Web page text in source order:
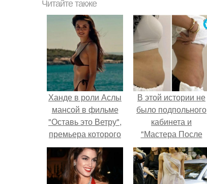
Читайте также
Ханде в роли Аслы
мансой в фильме
"Оставь это Ветру",
премьера которого
14 февраля 2025
года.
В этой истории не
было подпольного
кабинета и
"Мастера После
Двухнедельных
Курсов".